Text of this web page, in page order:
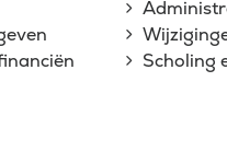
Scholing